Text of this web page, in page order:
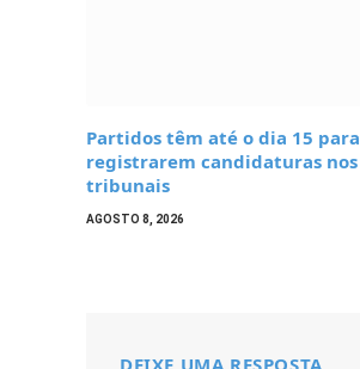
Partidos têm até o dia 15 para
registrarem candidaturas nos
tribunais
AGOSTO 8, 2026